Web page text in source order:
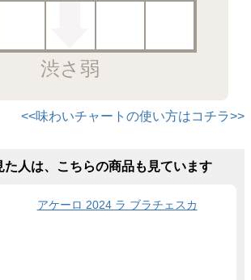
渋さ弱
<<味わいチャートの使い方はコチラ>>
た人は、こちらの商品も見ています
アケーロ 2024 ラ ブラチェスカ